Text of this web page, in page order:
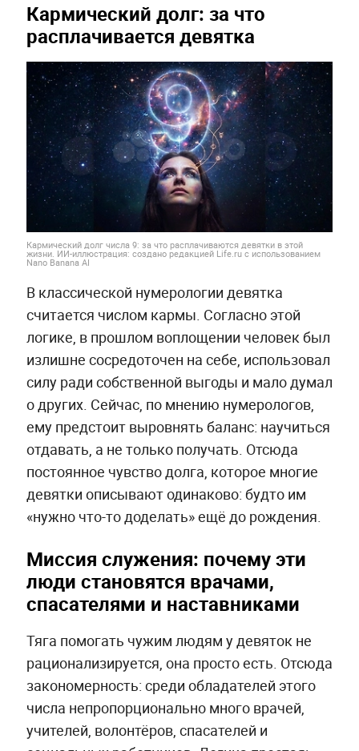
Кармический долг: за что
расплачивается девятка
Кармический долг числа 9: за что расплачиваются девятки в этой
жизни. ИИ-иллюстрация: создано редакцией Life.ru с использованием
Nano Banana AI
В классической нумерологии девятка
считается числом кармы. Согласно этой
логике, в прошлом воплощении человек был
излишне сосредоточен на себе, использовал
силу ради собственной выгоды и мало думал
о других. Сейчас, по мнению нумерологов,
ему предстоит выровнять баланс: научиться
отдавать, а не только получать. Отсюда
постоянное чувство долга, которое многие
девятки описывают одинаково: будто им
«нужно что-то доделать» ещё до рождения.
Миссия служения: почему эти
люди становятся врачами,
спасателями и наставниками
Тяга помогать чужим людям у девяток не
рационализируется, она просто есть. Отсюда
закономерность: среди обладателей этого
числа непропорционально много врачей,
учителей, волонтёров, спасателей и